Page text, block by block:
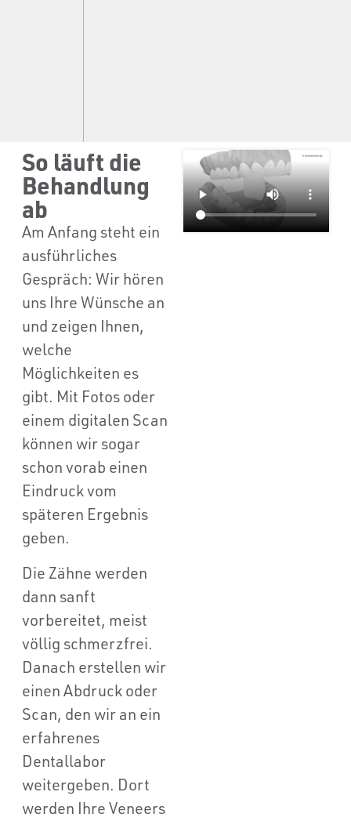
So läuft die
Behandlung
ab
Am Anfang steht ein
ausführliches
Gespräch: Wir hören
uns Ihre Wünsche an
und zeigen Ihnen,
welche
Möglichkeiten es
gibt. Mit Fotos oder
einem digitalen Scan
können wir sogar
schon vorab einen
Eindruck vom
späteren Ergebnis
geben.
Die Zähne werden
dann sanft
vorbereitet, meist
völlig schmerzfrei.
Danach erstellen wir
einen Abdruck oder
Scan, den wir an ein
erfahrenes
Dentallabor
weitergeben. Dort
werden Ihre Veneers